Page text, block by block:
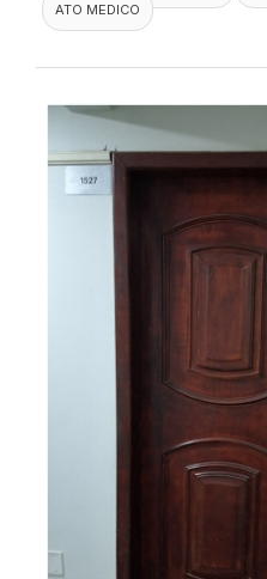
ATO MEDICO